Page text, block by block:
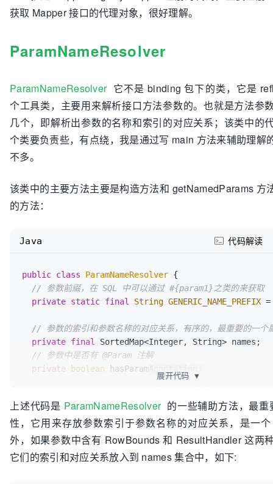
if (type.isInterface()) {
throw new BindingException(
// 是否加载完成的标记
      boolean loadCompleted =
false;
try {
// 会为每个 Mapper 接口创建一个代理对象工厂
        knownMappers.put(type,
new
        MapperAnnotationBuilder parser =
new
MapperAnnotationBuilder(config, type);
        parser.parse();
          knownMappers.
remove(type);
        }
      }
// 获取 Mapper 接口的代理对象，
public <T> T getMapper (Class<T> type, SqlSession
    final MapperProxyFactory<T> mapperProxyFactory =
// 如果该 Mapper 接口没有注册过，则抛异常
if (mapperProxyFactory == null) {
throw new BindingException("Type " + type +
获取 Mapper 接口的代理对象，很好理解。
ParamNameResolver
ParamNameResolver 它不是 binding 包下的类，它是
个工具类，主要用来解析接口方法参数的。也就是方法参
几个，即解析出参数的名称和索引的对应关系；该类中的
个类要负责些，有点绕，我是通过写 main 方法来辅助理解
不多。
该类中的主要方法主要是构造方法和 getNamedParams 方
的方法：
public class ParamNameResolver {
// 参数前缀，在 SQL 中可以通过 #{param1}之类的来获取
private static final String GENERIC_NAME_PREFIX =
// 参数的索引和参数名称的对应关系，有序的，最重要的一个
private final
SortedMap<Integer, String> names;
// 参数中是否有 @Param 注解
private
boolean hasParamAnnotation;
private String getActualParamName(Method method,
paramIndex) {
      Object[] params = (Object[]) GET_PARAMS.invoke(method);
  }
Java 代码解读
展开代码 ▼
上述代码是 ParamNameResolver 的一些辅助方法，最
性，它用来存放参数索引于参数名称的对应关系，是一
外，如果参数中含有 RowBounds 和 ResultHandler 这两
它们的索引和对应关系放入到 names 集合中，如下: